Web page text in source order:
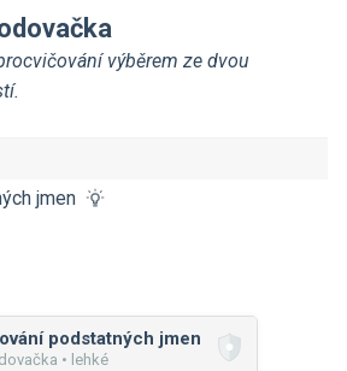
výběrem ze dvou
jmen
podstatných jmen
• lehké